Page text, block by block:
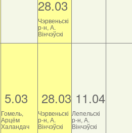
28.03
Чэрвеньскі
р-н, А.
Вінчэўскі
5.03
Гомель,
Арцём
Халандач
28.03
Чэрвеньскі
р-н, А.
Вінчэўскі
11.04
Лепельскі
р-н, А.
Вінчэўскі